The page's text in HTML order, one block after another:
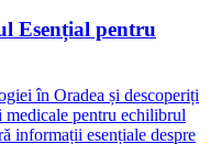
Esențial pentru
în Oradea și descoperiți
medicale pentru echilibrul
informații esențiale despre